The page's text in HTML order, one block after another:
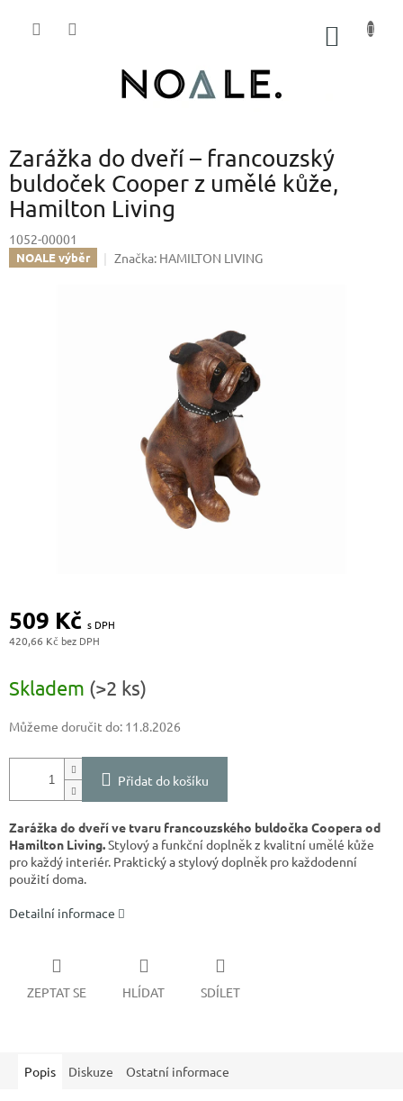
Zarážka do dveří – francouzský
buldoček Cooper z umělé kůže,
Hamilton Living
1052-00001
NOALE výběr Značka: HAMILTON LIVING
509 Kč
420,66 Kč
cena:
Skladem (>2 ks)
Můžeme doručit do: 11.8.2026
Přidat do košíku
Zarážka do dveří ve tvaru francouzského buldočka Coopera od
Hamilton Living.Stylový a funkční doplněk z kvalitní umělé kůže
pro každý interiér. Praktický a stylový doplněk pro každodenní
použití doma.
Detailní informace
ZEPTAT SE HLÍDAT SDÍLET
Popis Diskuze Ostatní informace